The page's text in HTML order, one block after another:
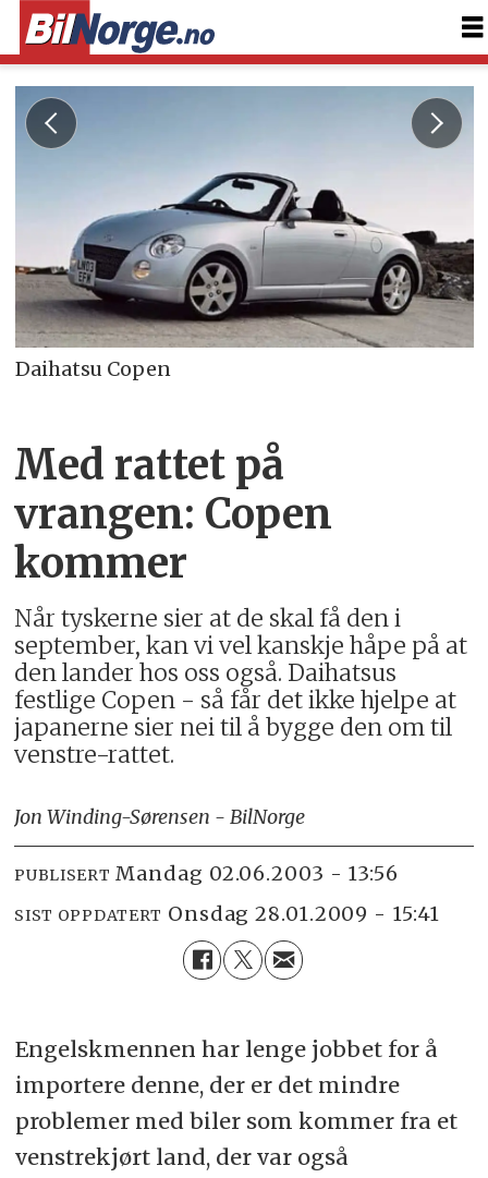
Daihatsu Copen
Med rattet på
vrangen: Copen
kommer
Når tyskerne sier at de skal få den i
september, kan vi vel kanskje håpe på at
den lander hos oss også. Daihatsus
festlige Copen - så får det ikke hjelpe at
japanerne sier nei til å bygge den om til
venstre-rattet.
Jon Winding-Sørensen - BilNorge
PUBLISERT mandag 02.06.2003 - 13:56
SIST OPPDATERT onsdag 28.01.2009 - 15:41
Engelskmennen har lenge jobbet for å
importere denne, der er det mindre
problemer med biler som kommer fra et
venstrekjørt land, der var også